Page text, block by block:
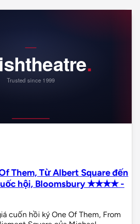
Them, Từ Albert Square đến
hội, Bloomsbury ✭✭✭✭ -
cuốn hồi ký One Of Them, From